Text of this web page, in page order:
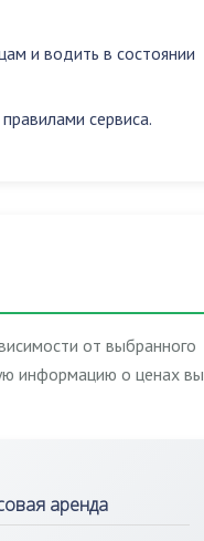
и водить в состоянии
сервиса.
от выбранного
информацию о ценах вы
аренда